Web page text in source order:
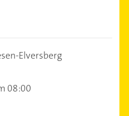
Elversberg
08:00